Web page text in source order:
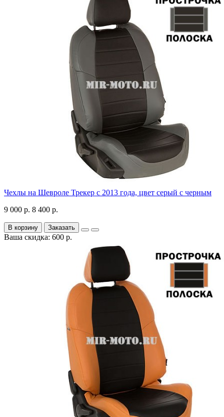
Чехлы на Шевроле Трекер с 2013 года, цвет серый с черным
9 000 р. 8 400 р.
В корзину Заказать
Ваша скидка: 600 р.